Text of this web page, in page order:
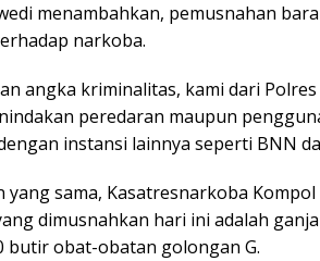
menambahkan, pemusnahan
narkoba.
angka kriminalitas, kami dari
peredaran maupun
instansi lainnya seperti BNN
yang sama, Kasatresnarkoba
dimusnahkan hari ini adalah ganja
butir obat-obatan golongan G.